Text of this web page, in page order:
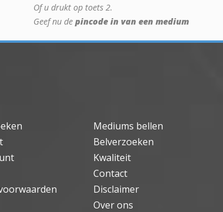
Of u drukt op toets 2.
Geef nu de pincode in van een medium
Mediums bellen
Belverzoeken
Kwaliteit
Contact
Disclaimer
Over ons